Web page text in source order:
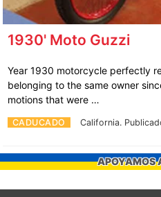
1930' Moto Guzzi
CADUCADO California.
Year 1930 motorcycle perfectly
belonging to the same owner
motions that were …
APOYAMOS